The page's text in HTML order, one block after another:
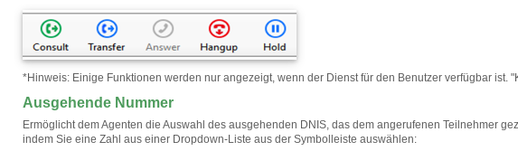
*Hinweis: Einige Funktionen werden nur angezeigt, wenn der Dienst für den Benutzer verfügbar ist.
Ausgehende Nummer
Ermöglicht dem Agenten die Auswahl des ausgehenden DNIS, das dem angerufenen Teilnehmer
indem Sie eine Zahl aus einer Dropdown-Liste aus der Symbolleiste auswählen: